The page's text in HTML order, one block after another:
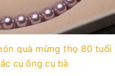
quà mừng thọ 80 tuổi
cụ ông cụ bà